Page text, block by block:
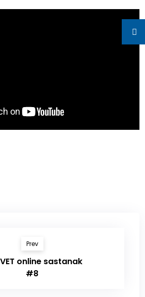
Prev
online sastanak
#8